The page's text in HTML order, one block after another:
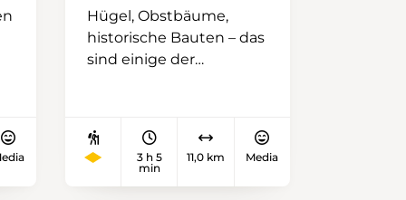
Hügel, Obstbäume,
historische Bauten – das
sind einige der
vielseitige, coupierte
und überraschende
Landschaft bietet die
3 h 5
min
11,0 km Media